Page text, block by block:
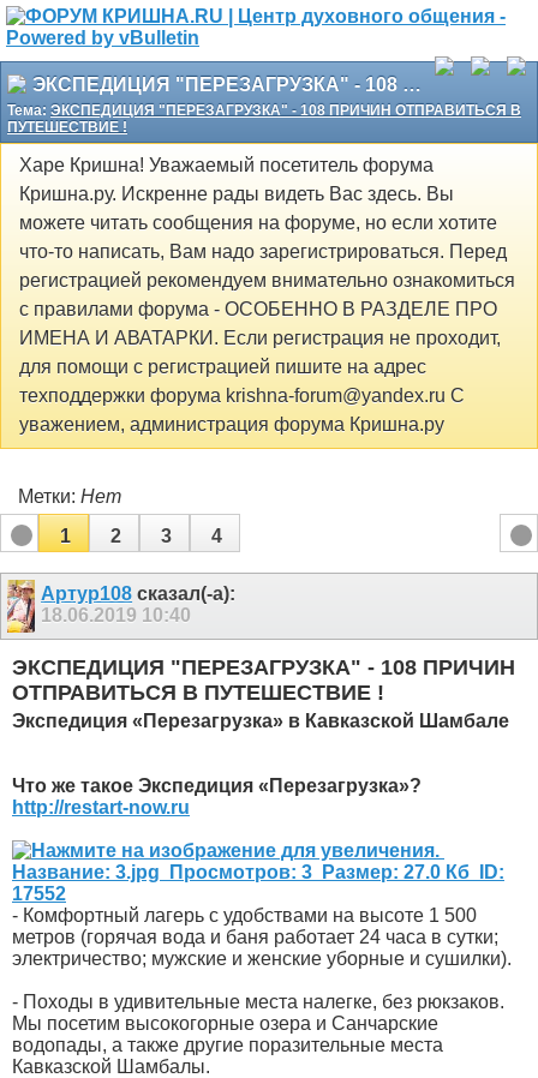
ЭКСПЕДИЦИЯ "ПЕРЕЗАГРУЗКА" - 108 ПРИЧИН ОТПРАВИТЬСЯ В ПУТЕШЕСТВИЕ !
Тема: ЭКСПЕДИЦИЯ "ПЕРЕЗАГРУЗКА" - 108 ПРИЧИН ОТПРАВИТЬСЯ В
ПУТЕШЕСТВИЕ !
Харе Кришна! Уважаемый посетитель форума
Кришна.ру. Искренне рады видеть Вас здесь. Вы
можете читать сообщения на форуме, но если хотите
что-то написать, Вам надо зарегистрироваться. Перед
регистрацией рекомендуем внимательно ознакомиться
с правилами форума - ОСОБЕННО В РАЗДЕЛЕ ПРО
ИМЕНА И АВАТАРКИ. Если регистрация не проходит,
для помощи с регистрацией пишите на адрес
техподдержки форума krishna-forum@yandex.ru С
уважением, администрация форума Кришна.ру
Метки: Нет
1
2 3 4
Артур108 сказал(-а):
18.06.2019 10:40
ЭКСПЕДИЦИЯ "ПЕРЕЗАГРУЗКА" - 108 ПРИЧИН
ОТПРАВИТЬСЯ В ПУТЕШЕСТВИЕ !
Экспедиция «Перезагрузка» в Кавказской Шамбале
Что же такое Экспедиция «Перезагрузка»?
http://restart-now.ru
- Комфортный лагерь с удобствами на высоте 1 500
метров (горячая вода и баня работает 24 часа в сутки;
электричество; мужские и женские уборные и сушилки).
- Походы в удивительные места налегке, без рюкзаков.
Мы посетим высокогорные озера и Санчарские
водопады, а также другие поразительные места
Кавказской Шамбалы.